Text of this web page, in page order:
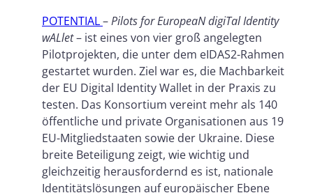
POTENTIAL–Pilots for EuropeaN digiTal Identity
wALlet– ist eines von vier groß angelegten
Pilotprojekten, die unter dem eIDAS2-Rahmen
gestartet wurden. Ziel war es, die Machbarkeit
der EU Digital Identity Wallet in der Praxis zu
testen. Das Konsortium vereint mehr als 140
öffentliche und private Organisationen aus 19
EU-Mitgliedstaaten sowie der Ukraine. Diese
breite Beteiligung zeigt, wie wichtig und
gleichzeitig herausfordernd es ist, nationale
Identitätslösungen auf europäischer Ebene